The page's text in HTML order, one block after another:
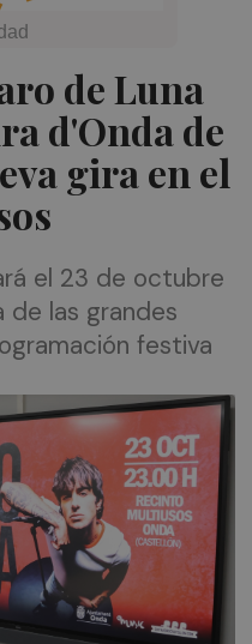
de Luna
d'Onda de
gira en el
el 23 de octubre
de las grandes
festiva